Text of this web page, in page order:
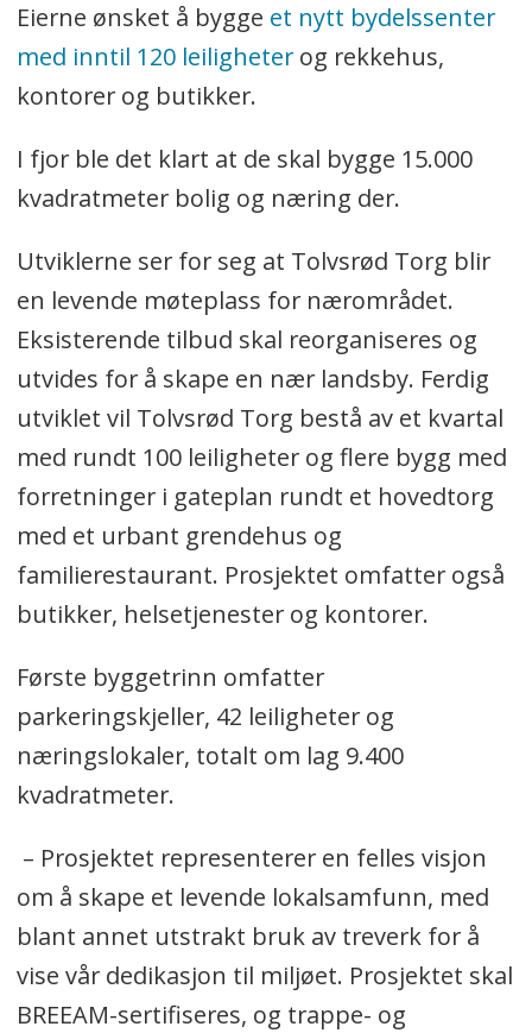
Eierne ønsket å bygge et nytt bydelssenter
med inntil 120 leiligheterog rekkehus,
kontorer og butikker.
I fjor ble det klart at de skal bygge 15.000
kvadratmeter bolig og næring der.
Utviklerne ser for seg at Tolvsrød Torg blir
en levende møteplass for nærområdet.
Eksisterende tilbud skal reorganiseres og
utvides for å skape en nær landsby. Ferdig
utviklet vil Tolvsrød Torg bestå av et kvartal
med rundt 100 leiligheter og flere bygg med
forretninger i gateplan rundt et hovedtorg
med et urbant grendehus og
familierestaurant. Prosjektet omfatter også
butikker, helsetjenester og kontorer.
Første byggetrinn omfatter
parkeringskjeller, 42 leiligheter og
næringslokaler, totalt om lag 9.400
kvadratmeter.
– Prosjektet representerer en felles visjon
om å skape et levende lokalsamfunn, med
blant annet utstrakt bruk av treverk for å
vise vår dedikasjon til miljøet. Prosjektet skal
BREEAM-sertifiseres, og trappe- og